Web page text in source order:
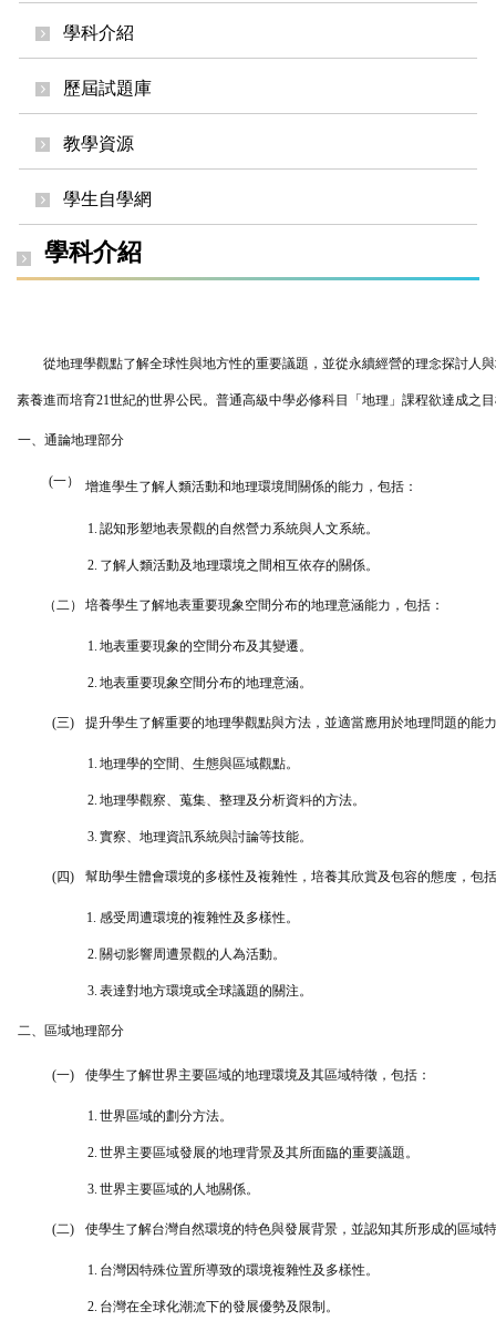
學科介紹
歷屆試題庫
教學資源
學生自學網
學科介紹
從地理學觀點了解全球性與地方性的重要議題，並從永續經營的理念探討人
素養進而培育21世紀的世界公民。普通高級中學必修科目「地理」課程欲達成之
一、通論地理部分
(一） 增進學生了解人類活動和地理環境間關係的能力，包括：
1. 認知形塑地表景觀的自然營力系統與人文系統。
2. 了解人類活動及地理環境之間相互依存的關係。
（二） 培養學生了解地表重要現象空間分布的地理意涵能力，包括：
1. 地表重要現象的空間分布及其變遷。
2. 地表重要現象空間分布的地理意涵。
(三) 提升學生了解重要的地理學觀點與方法，並適當應用於地理問題的能
1. 地理學的空間、生態與區域觀點。
2. 地理學觀察、蒐集、整理及分析資料的方法。
3. 實察、地理資訊系統與討論等技能。
(四) 幫助學生體會環境的多樣性及複雜性，培養其欣賞及包容的態度，包
1. 感受周遭環境的複雜性及多樣性。
2. 關切影響周遭景觀的人為活動。
3. 表達對地方環境或全球議題的關注。
二、區域地理部分
(一) 使學生了解世界主要區域的地理環境及其區域特徵，包括：
1. 世界區域的劃分方法。
2. 世界主要區域發展的地理背景及其所面臨的重要議題。
3. 世界主要區域的人地關係。
(二) 使學生了解台灣自然環境的特色與發展背景，並認知其所形成的區域
1. 台灣因特殊位置所導致的環境複雜性及多樣性。
2. 台灣在全球化潮流下的發展優勢及限制。